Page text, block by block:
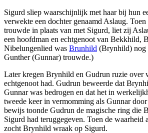
Sigurd sliep waarschijnlijk met haar bij hun
verwekte een dochter genaamd Aslaug.
trouwde in plaats van met Sigurd, liet zij
een hoofdman en echtgenoot van Bekkhild,
Nibelungenlied was Brunhild (Brynhild) nog
Gunther (Gunnar) trouwde.)
Later kregen Brynhild en Gudrun ruzie over
echtgenoot had. Gudrun beweerde dat
Gunnar was bedrogen en dat het in
tweede keer in vermomming als Gunnar
bewijs toonde Gudrun de magische ring die
Sigurd had teruggegeven. Toen de waarheid
zocht Brynhild wraak op Sigurd.